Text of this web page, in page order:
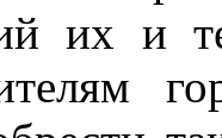
их и